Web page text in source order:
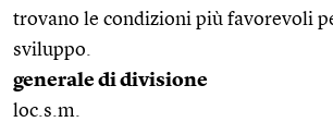
trovano le condizioni più favorevoli
sviluppo.
generale di divisione
loc.s.m.